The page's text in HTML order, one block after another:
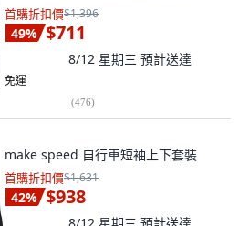
首購折扣價$1,396
49% $711
8/12 星期三 預計送達
免運
(476)
make speed 自行車短袖上下套裝
首購折扣價$1,631
42% $938
8/12 星期三 預計送達